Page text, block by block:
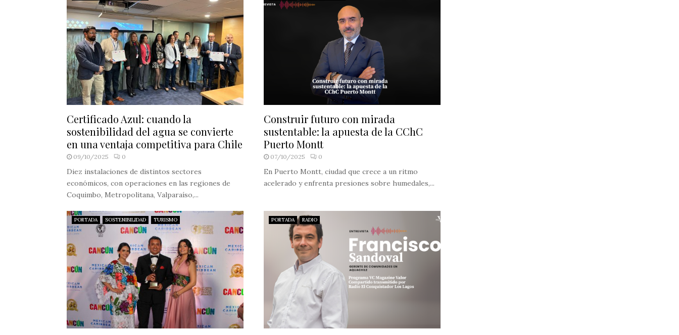
Certificado Azul: cuando la
sostenibilidad del agua se convierte
en una ventaja competitiva para Chile
09/10/2025 0
Diez instalaciones de distintos sectores
económicos, con operaciones en las regiones de
Coquimbo, Metropolitana, Valparaíso,...
Construir futuro con mirada
sustentable: la apuesta de la CChC
Puerto Montt
07/10/2025 0
En Puerto Montt, ciudad que crece a un ritmo
acelerado y enfrenta presiones sobre humedales,...
PORTADA SOSTENIBILIDAD TURISMO PORTADA RADIO